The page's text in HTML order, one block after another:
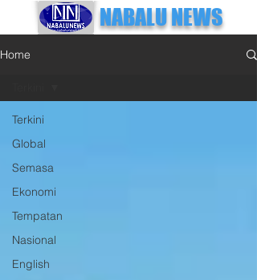
NABALU NEWS
Home
Terkini
Global
Semasa
Ekonomi
Tempatan
Nasional
English